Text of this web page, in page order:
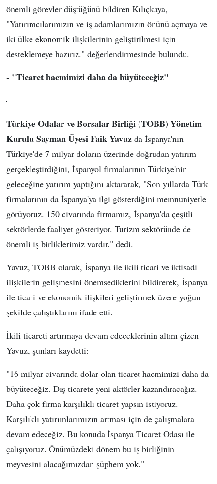
önemli görevler düştüğünü bildiren Kılıçkaya,
"Yatırımcılarımızın ve iş adamlarımızın önünü açmaya ve
iki ülke ekonomik ilişkilerinin geliştirilmesi için
desteklemeye hazırız." değerlendirmesinde bulundu.
- "Ticaret hacmimizi daha da büyüteceğiz"
Türkiye Odalar ve Borsalar Birliği (TOBB) Yönetim
Kurulu Sayman Üyesi Faik Yavuz da İspanya'nın
Türkiye'de 7 milyar doların üzerinde doğrudan yatırım
gerçekleştirdiğini, İspanyol firmalarının Türkiye'nin
geleceğine yatırım yaptığını aktararak, "Son yıllarda Türk
firmalarının da İspanya'ya ilgi gösterdiğini memnuniyetle
görüyoruz. 150 civarında firmamız, İspanya'da çeşitli
sektörlerde faaliyet gösteriyor. Turizm sektöründe de
önemli iş birliklerimiz vardır." dedi.
Yavuz, TOBB olarak, İspanya ile ikili ticari ve iktisadi
ilişkilerin gelişmesini önemsediklerini bildirerek, İspanya
ile ticari ve ekonomik ilişkileri geliştirmek üzere yoğun
şekilde çalıştıklarını ifade etti.
İkili ticareti artırmaya devam edeceklerinin altını çizen
Yavuz, şunları kaydetti:
"16 milyar civarında dolar olan ticaret hacmimizi daha da
büyüteceğiz. Dış ticarete yeni aktörler kazandıracağız.
Daha çok firma karşılıklı ticaret yapsın istiyoruz.
Karşılıklı yatırımlarımızın artması için de çalışmalara
devam edeceğiz. Bu konuda İspanya Ticaret Odası ile
çalışıyoruz. Önümüzdeki dönem bu iş birliğinin
meyvesini alacağımızdan şüphem yok."